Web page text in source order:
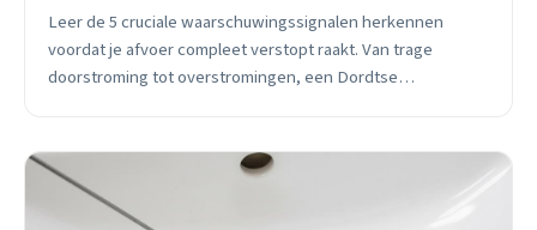
Leer de 5 cruciale waarschuwingssignalen herkennen
voordat je afvoer compleet verstopt raakt. Van trage
doorstroming tot overstromingen, een Dordtse